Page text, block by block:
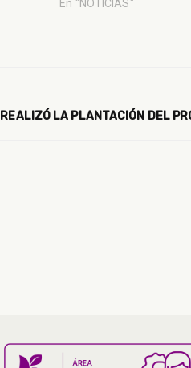
En "NOTICIAS"
LA PLANTACIÓN DEL